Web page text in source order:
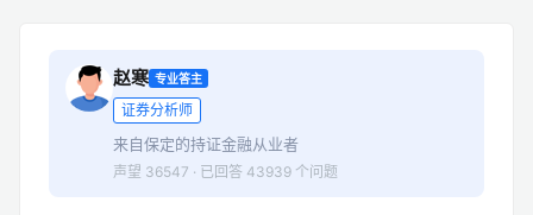
赵寒 专业答主
证券分析师
来自保定的持证金融从业者
声望 36547 · 已回答 43939 个问题